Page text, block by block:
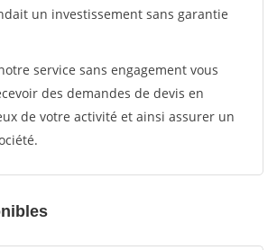
un investissement sans garantie
service sans engagement vous
des demandes de devis en
de votre activité et ainsi assurer un